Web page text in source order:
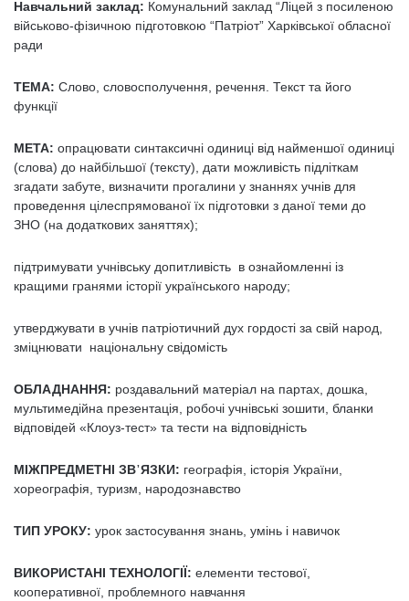
Навчальний заклад: Комунальний заклад “Ліцей з посиленою
військово-фізичною підготовкою “Патріот” Харківської обласної
ради
ТЕМА: Слово, словосполучення, речення. Текст та його
функції
МЕТА: опрацювати синтаксичні одиниці від найменшої одиниці
(слова) до найбільшої (тексту), дати можливість підліткам
згадати забуте, визначити прогалини у знаннях учнів для
проведення цілеспрямованої їх підготовки з даної теми до
ЗНО (на додаткових заняттях);
підтримувати учнівську допитливість в ознайомленні із
кращими гранями історії українського народу;
утверджувати в учнів патріотичний дух гордості за свій народ,
зміцнювати національну свідомість
ОБЛАДНАННЯ: роздавальний матеріал на партах, дошка,
мультимедійна презентація, робочі учнівські зошити, бланки
відповідей «Клоуз-тест» та тести на відповідність
МІЖПРЕДМЕТНІ ЗВ᾿ЯЗКИ: географія, історія України,
хореографія, туризм, народознавство
ТИП УРОКУ: урок застосування знань, умінь і навичок
ВИКОРИСТАНІ ТЕХНОЛОГІЇ: елементи тестової,
кооперативної, проблемного навчання